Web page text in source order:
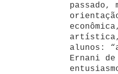
passado,
artística,
alunos:
Ernani